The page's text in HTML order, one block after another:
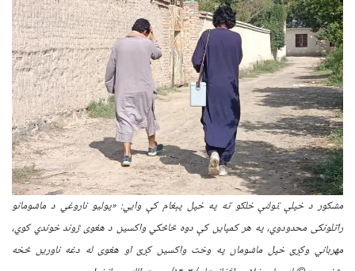
مشکور د خپلې ټولنې خلکو ته په خپل پېغام کې وايي: «پولیوناروغي د ماشومانو
راتلونکی محدودوي، په هر کمپاین کې دوه څاڅکي واکسین د هغوی ژوند خوندي کوي،
مهرباني وکړئ خپل ماشومان په وخت واکسین کړئاو هغوی له دغه ناورین څخه